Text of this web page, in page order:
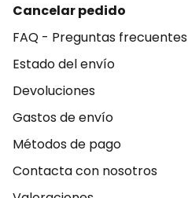
Cancelar pedido
FAQ - Preguntas frecuentes
Estado del envío
Devoluciones
Gastos de envío
Métodos de pago
Contacta con nosotros